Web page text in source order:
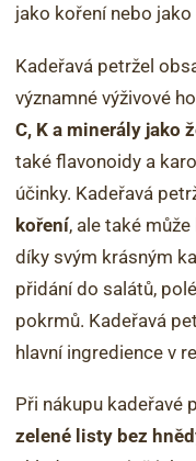
jako koření nebo
Kadeřavá petržel
významné výživové
C, K a minerály jako
také flavonoidy a
účinky. Kadeřavá
koření, ale také
díky svým krásným
přidání do salátů,
pokrmů. Kadeřavá
hlavní ingredience v
Při nákupu kadeřavé
zelené listy bez